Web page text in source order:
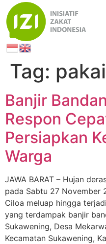
Tag:
Banjir
Respon
Persiapkan
Warga
JAWA BARAT – Hujan
pada Sabtu 27 November
Ciloa meluap hingga
yang terdampak banjir
Sukawening, Desa
Kecamatan Sukawening,